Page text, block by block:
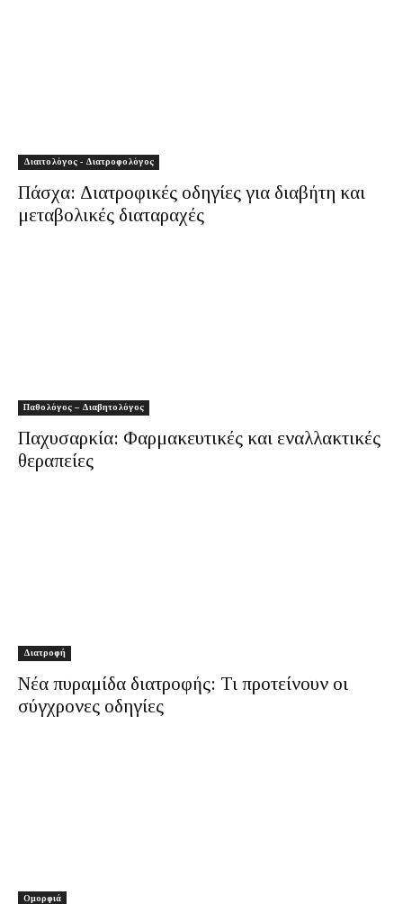
Διαιτολόγος - Διατροφολόγος
Πάσχα: Διατροφικές οδηγίες για διαβήτη και
μεταβολικές διαταραχές
Παθολόγος – Διαβητολόγος
Παχυσαρκία: Φαρμακευτικές και εναλλακτικές
θεραπείες
Διατροφή
Νέα πυραμίδα διατροφής: Τι προτείνουν οι
σύγχρονες οδηγίες
Ομορφιά